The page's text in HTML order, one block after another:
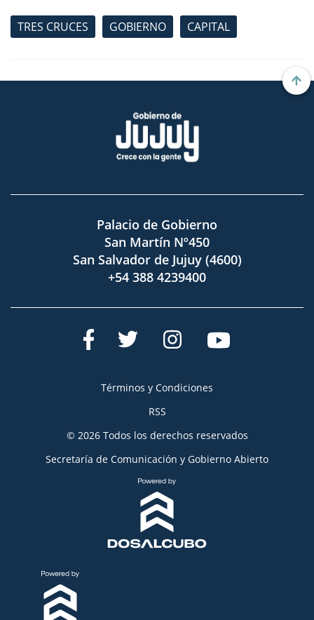
TRES CRUCES GOBIERNO CAPITAL
Palacio de Gobierno
San Martín Nº450
San Salvador de Jujuy (4600)
+54 388 4239400
Términos y Condiciones
RSS
© 2026 Todos los derechos reservados
Secretaría de Comunicación y Gobierno Abierto